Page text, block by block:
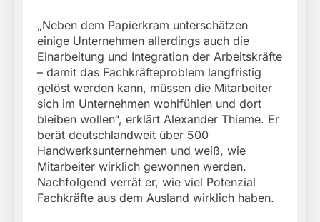
„Neben dem Papierkram unterschätzen
einige Unternehmen allerdings auch die
Einarbeitung und Integration der Arbeitskräfte
– damit das Fachkräfteproblem langfristig
gelöst werden kann, müssen die Mitarbeiter
sich im Unternehmen wohlfühlen und dort
bleiben wollen“, erklärt Alexander Thieme. Er
berät deutschlandweit über 500
Handwerksunternehmen und weiß, wie
Mitarbeiter wirklich gewonnen werden.
Nachfolgend verrät er, wie viel Potenzial
Fachkräfte aus dem Ausland wirklich haben.